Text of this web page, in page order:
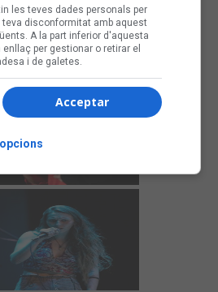
les teves dades personals per
disconformitat amb aquest
A la part inferior d'aquesta
per gestionar o retirar el
i de galetes.
Acceptar